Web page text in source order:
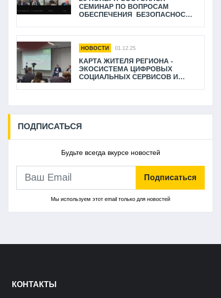
СЕМИНАР ПО ВОПРОСАМ
ОБЕСПЕЧЕНИЯ БЕЗОПАСНОСТИ
НОВОСТИ 01.12.25
КАРТА ЖИТЕЛЯ РЕГИОНА -
ЭКОСИСТЕМА ЦИФРОВЫХ
СОЦИАЛЬНЫХ СЕРВИСОВ И
ПОДПИСАТЬСЯ
Будьте всегда вкурсе новостей
Подписаться
Мы используем этот email только для новостей
КОНТАКТЫ